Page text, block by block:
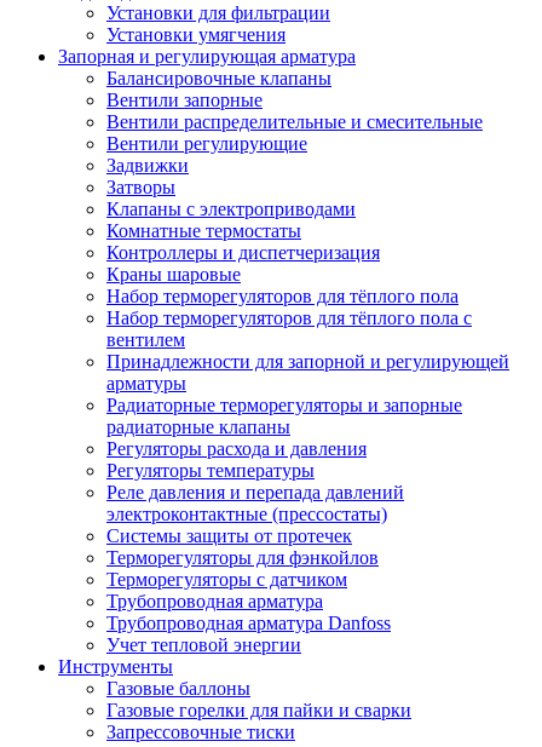
Установки для фильтрации
Установки умягчения
Запорная и регулирующая арматура
Балансировочные клапаны
Вентили запорные
Вентили распределительные и смесительные
Вентили регулирующие
Задвижки
Затворы
Клапаны с электроприводами
Комнатные термостаты
Контроллеры и диспетчеризация
Краны шаровые
Набор терморегуляторов для тёплого пола
Набор терморегуляторов для тёплого пола с
вентилем
Принадлежности для запорной и регулирующей
арматуры
Радиаторные терморегуляторы и запорные
радиаторные клапаны
Регуляторы расхода и давления
Регуляторы температуры
Реле давления и перепада давлений
электроконтактные (прессостаты)
Системы защиты от протечек
Терморегуляторы для фэнкойлов
Терморегуляторы с датчиком
Трубопроводная арматура
Трубопроводная арматура Danfoss
Учет тепловой энергии
Инструменты
Газовые баллоны
Газовые горелки для пайки и сварки
Запрессовочные тиски